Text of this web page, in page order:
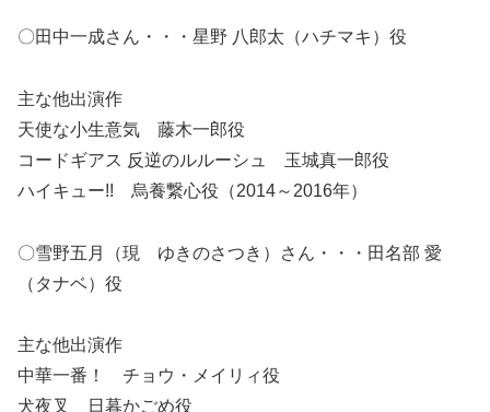
〇田中一成さん・・・星野 八郎太（ハチマキ）役
主な他出演作
天使な小生意気 藤木一郎役
コードギアス 反逆のルルーシュ 玉城真一郎役
ハイキュー!! 烏養繋心役（2014～2016年）
〇雪野五月（現 ゆきのさつき）さん・・・田名部 愛
（タナベ）役
主な他出演作
中華一番！ チョウ・メイリィ役
犬夜叉 日暮かごめ役